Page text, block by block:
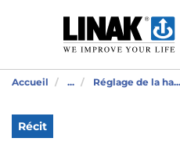
Accueil ... Réglage de la ha...
Récit